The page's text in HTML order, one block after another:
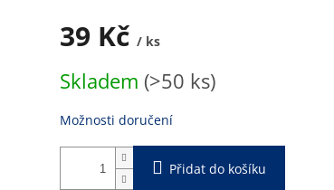
39 Kč / ks
cena:
Skladem (>50 ks)
Možnosti doručení
Přidat do košíku